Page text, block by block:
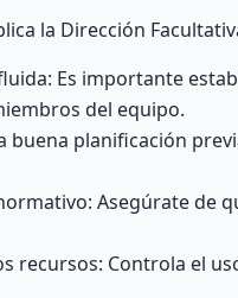
la Dirección
Es importante
del equipo.
buena planificación
Asegúrate de
recursos: Controla el